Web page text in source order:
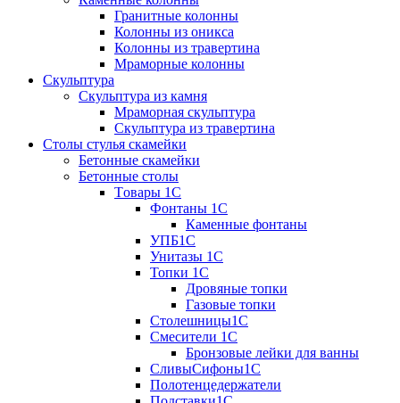
Гранитные колонны
Колонны из оникса
Колонны из травертина
Мраморные колонны
Скульптура
Скульптура из камня
Мраморная скульптура
Скульптура из травертина
Столы стулья скамейки
Бетонные скамейки
Бетонные столы
Tовары 1C
Фонтаны 1C
Каменные фонтаны
УПБ1С
Унитазы 1С
Топки 1С
Дровяные топки
Газовые топки
Столешницы1С
Смесители 1С
Бронзовые лейки для ванны
СливыСифоны1С
Полотенцедержатели